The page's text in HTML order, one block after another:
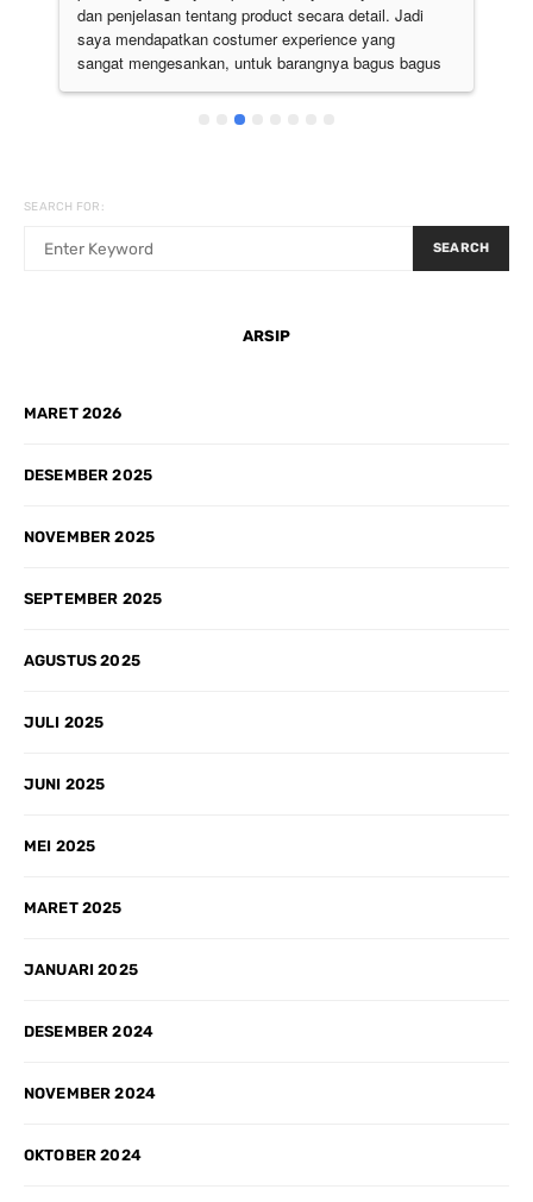
dan penjelasan tentang product secara detail. Jadi
saya mendapatkan costumer experience yang
sangat mengesankan, untuk barangnya bagus bagus
semua. Pokoknya the best deh
SEARCH FOR:
SEARCH
ARSIP
MARET 2026
DESEMBER 2025
NOVEMBER 2025
SEPTEMBER 2025
AGUSTUS 2025
JULI 2025
JUNI 2025
MEI 2025
MARET 2025
JANUARI 2025
DESEMBER 2024
NOVEMBER 2024
OKTOBER 2024